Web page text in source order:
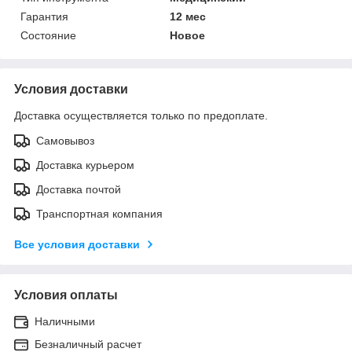
Гарантия
12 мес
Состояние
Новое
Условия доставки
Доставка осуществляется только по предоплате.
Самовывоз
Доставка курьером
Доставка почтой
Транспортная компания
Все условия доставки
Условия оплаты
Наличными
Безналичный расчет